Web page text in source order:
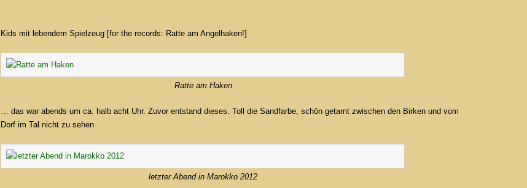
Kids mit lebendem Spielzeug [for the records: Ratte am Angelhaken!]
Ratte am Haken
… das war abends um ca. halb acht Uhr. Zuvor entstand dieses. Toll die Sandfarbe, schön getarnt zwischen den Birken und vom
Dorf im Tal nicht zu sehen
letzter Abend in Marokko 2012